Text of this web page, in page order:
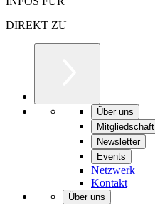
DIREKT ZU
Über uns
Mitgliedschaft
Newsletter
Events
Netzwerk
Kontakt
Über uns